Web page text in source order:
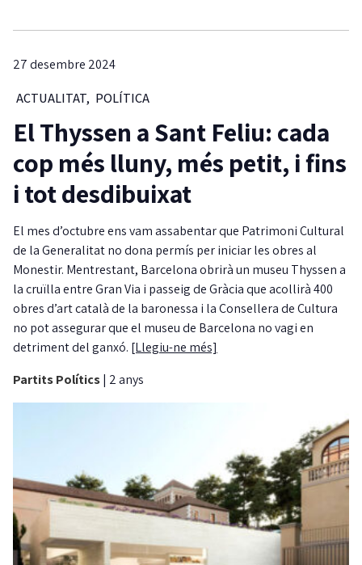
27 desembre 2024
ACTUALITAT, POLÍTICA
El Thyssen a Sant Feliu: cada
cop més lluny, més petit, i fins
i tot desdibuixat
El mes d’octubre ens vam assabentar que Patrimoni Cultural
de la Generalitat no dona permís per iniciar les obres al
Monestir. Mentrestant, Barcelona obrirà un museu Thyssen a
la cruïlla entre Gran Via i passeig de Gràcia que acollirà 400
obres d’art català de la baronessa i la Consellera de Cultura
no pot assegurar que el museu de Barcelona no vagi en
detriment del ganxó. [Llegiu-ne més]
Partits Polítics| 2 anys